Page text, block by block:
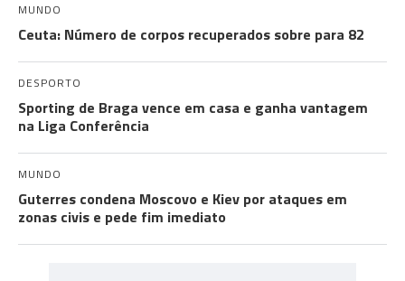
MUNDO
Ceuta: Número de corpos recuperados sobre para 82
DESPORTO
Sporting de Braga vence em casa e ganha vantagem
na Liga Conferência
MUNDO
Guterres condena Moscovo e Kiev por ataques em
zonas civis e pede fim imediato